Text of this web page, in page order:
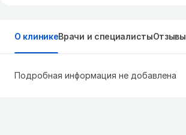
О клиникеВрачи и специалистыОтзывы
Подробная информация не добавлена